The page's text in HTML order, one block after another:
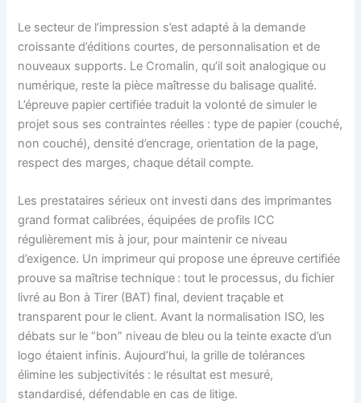
Le secteur de l’impression s’est adapté à la demande
croissante d’éditions courtes, de personnalisation et de
nouveaux supports. Le Cromalin, qu’il soit analogique ou
numérique, reste la pièce maîtresse du balisage qualité.
L’épreuve papier certifiée traduit la volonté de simuler le
projet sous ses contraintes réelles : type de papier (couché,
non couché), densité d’encrage, orientation de la page,
respect des marges, chaque détail compte.
Les prestataires sérieux ont investi dans des imprimantes
grand format calibrées, équipées de profils ICC
régulièrement mis à jour, pour maintenir ce niveau
d’exigence. Un imprimeur qui propose une épreuve certifiée
prouve sa maîtrise technique : tout le processus, du fichier
livré au Bon à Tirer (BAT) final, devient traçable et
transparent pour le client. Avant la normalisation ISO, les
débats sur le “bon” niveau de bleu ou la teinte exacte d’un
logo étaient infinis. Aujourd’hui, la grille de tolérances
élimine les subjectivités : le résultat est mesuré,
standardisé, défendable en cas de litige.